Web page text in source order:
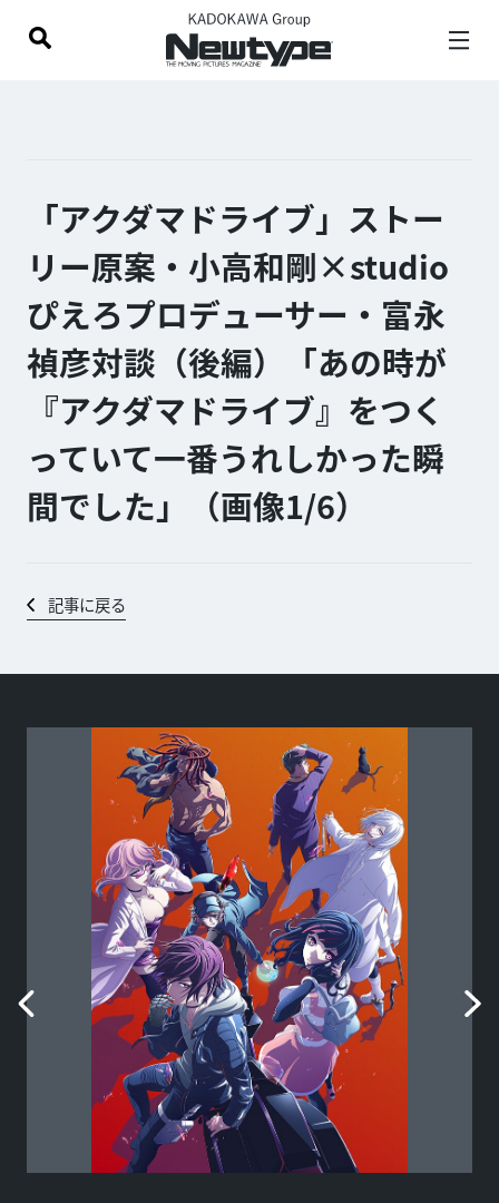
「アクダマドライブ」ストー
リー原案・小高和剛×studio
ぴえろプロデューサー・富永
禎彦対談（後編）「あの時が
『アクダマドライブ』をつく
っていて一番うれしかった瞬
間でした」（画像1/6）
記事に戻る